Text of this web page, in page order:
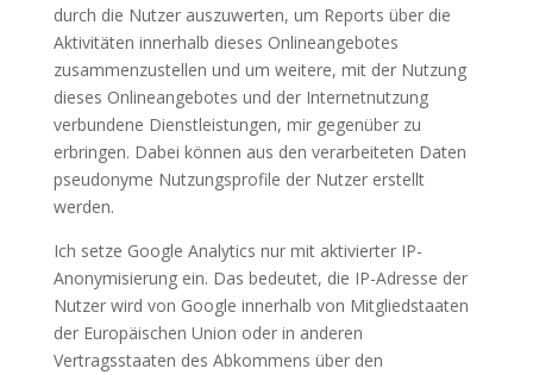
durch die Nutzer auszuwerten, um Reports über die
Aktivitäten innerhalb dieses Onlineangebotes
zusammenzustellen und um weitere, mit der Nutzung
dieses Onlineangebotes und der Internetnutzung
verbundene Dienstleistungen, mir gegenüber zu
erbringen. Dabei können aus den verarbeiteten Daten
pseudonyme Nutzungsprofile der Nutzer erstellt
werden.
Ich setze Google Analytics nur mit aktivierter IP-
Anonymisierung ein. Das bedeutet, die IP-Adresse der
Nutzer wird von Google innerhalb von Mitgliedstaaten
der Europäischen Union oder in anderen
Vertragsstaaten des Abkommens über den